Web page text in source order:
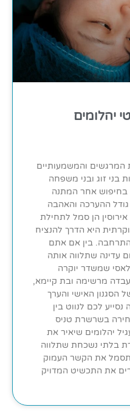
יהלומים
המרגשים והמשמעותיים
בני זוג ובני משפחה
בחיפוש אחר המתנה
ההערכה והאהבה
הן סמל לתחילת
היא הדרך להנציח
בין אם אתם
עדינה שתלווה אותה
שמשדר יוקרה
מרשימה ובת קיימא,
הסגנון האישי והערך
לכם לנווט בין
בשרשרת טניס
יהלומים שיאיר את
בלתי נשכחת שתלווה
את הקשר העמוק
את התכשיט המדויק